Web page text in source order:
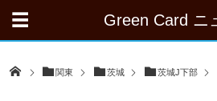
Green Card ニ
関東 茨城 茨城J下部